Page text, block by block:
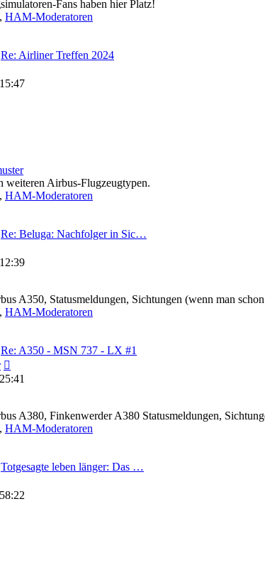
Fans haben hier Platz!
, HAM-Moderatoren
Re: Airliner Treffen 2024
weiteren Airbus-Flugzeugtypen.
, HAM-Moderatoren
Re: Beluga: Nachfolger in Sic…
A350, Statusmeldungen, Sichtungen (wenn man
, HAM-Moderatoren
Re: A350 - MSN 737 - LX #1
Beitrag
A380, Finkenwerder A380 Statusmeldungen,
, HAM-Moderatoren
Totgesagte leben länger: Das …